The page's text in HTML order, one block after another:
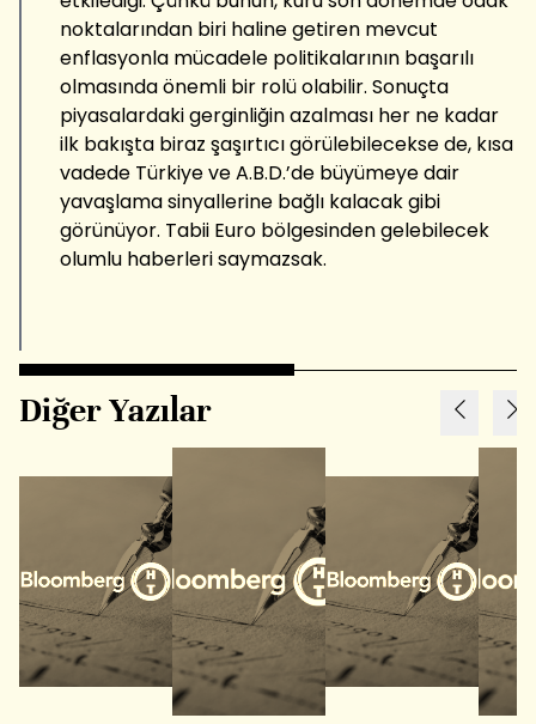
noktalarından biri haline getiren mevcut
enflasyonla mücadele politikalarının başarılı
olmasında önemli bir rolü olabilir. Sonuçta
piyasalardaki gerginliğin azalması her ne kadar
ilk bakışta biraz şaşırtıcı görülebilecekse de, kısa
vadede Türkiye ve A.B.D.’de büyümeye dair
yavaşlama sinyallerine bağlı kalacak gibi
görünüyor. Tabii Euro bölgesinden gelebilecek
olumlu haberleri saymazsak.
Diğer Yazılar